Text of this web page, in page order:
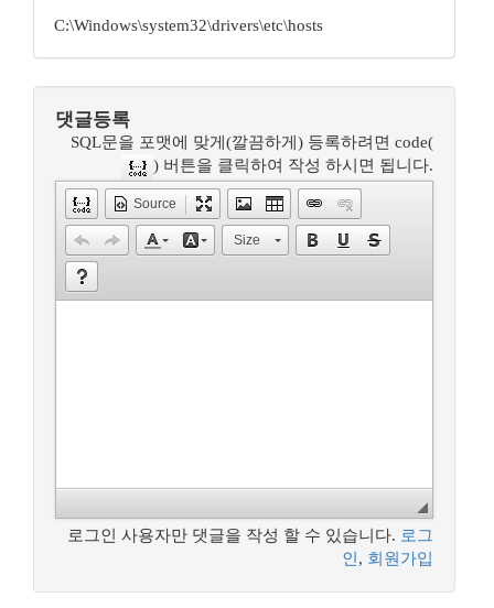
C:\Windows\system32\drivers\etc\hosts
댓글등록
SQL문을 포맷에 맞게(깔끔하게) 등록하려면 code(
) 버튼을 클릭하여 작성 하시면 됩니다.
Source
Size
로그인 사용자만 댓글을 작성 할 수 있습니다. 로그
인 , 회원가입